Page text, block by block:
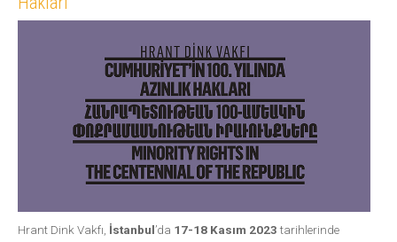
Hrant Dink Vakfı, İstanbul’da 17-18 Kasım 2023tarihlerinde